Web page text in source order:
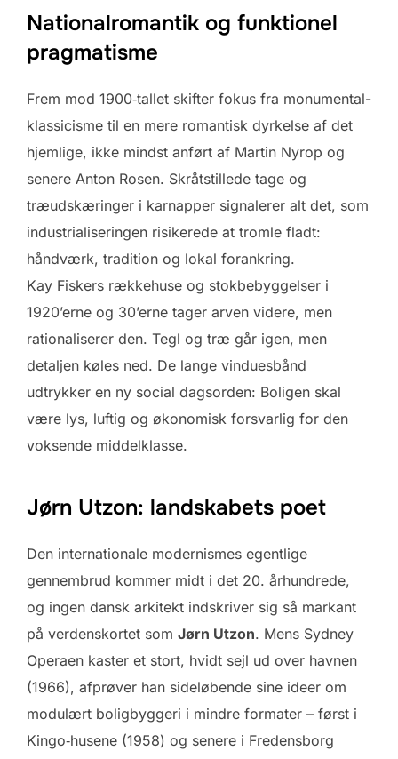
Nationalromantik og funktionel
pragmatisme
Frem mod 1900‑tallet skifter fokus fra monumental­
klassicisme til en mere romantisk dyrkelse af det
hjemlige, ikke mindst anført af Martin Nyrop og
senere Anton Rosen. Skråtstillede tage og
træudskæringer i karnapper signalerer alt det, som
industrialiseringen risikerede at tromle fladt:
håndværk, tradition og lokal forankring.
Kay Fiskers rækkehuse og stokbebyggelser i
1920’erne og 30’erne tager arven videre, men
rationaliserer den. Tegl og træ går igen, men
detaljen køles ned. De lange vindues­bånd
udtrykker en ny social dagsorden: Boligen skal
være lys, luftig og økonomisk forsvarlig for den
voksende middelklasse.
Jørn Utzon: landskabets poet
Den internationale modernismes egentlige
gennembrud kommer midt i det 20. århundrede,
og ingen dansk arkitekt indskriver sig så markant
på verdenskortet som Jørn Utzon. Mens Sydney
Operaen kaster et stort, hvidt sejl ud over havnen
(1966), afprøver han sideløbende sine ideer om
modulært boligbyggeri i mindre formater – først i
Kingo‑husene (1958) og senere i Fredensborg